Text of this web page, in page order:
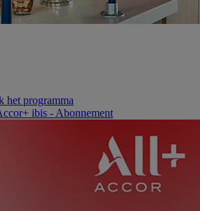
het programma
ibis - Abonnement